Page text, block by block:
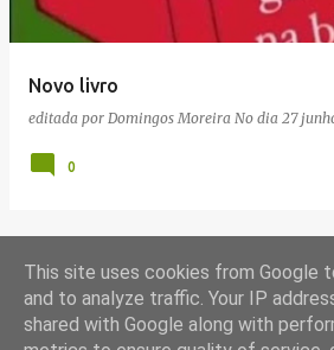
Novo livro
editada por Domingos Moreira No dia 27
0
MAIS MENSAGENS
This site uses cookies from Google
and to analyze traffic. Your IP
shared with Google along with